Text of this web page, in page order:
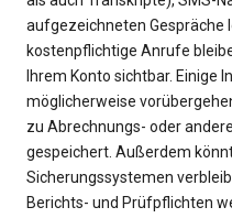
aufgezeichneten Gespräche
kostenpflichtige Anrufe
Ihrem Konto sichtbar. Einige
möglicherweise
zu Abrechnungs- oder
gespeichert. Außerdem
Sicherungssystemen
Berichts- und Prüfpflichten